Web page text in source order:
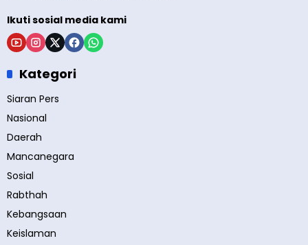
Ikuti sosial media kami
Kategori
Siaran Pers
Nasional
Daerah
Mancanegara
Sosial
Rabthah
Kebangsaan
Keislaman